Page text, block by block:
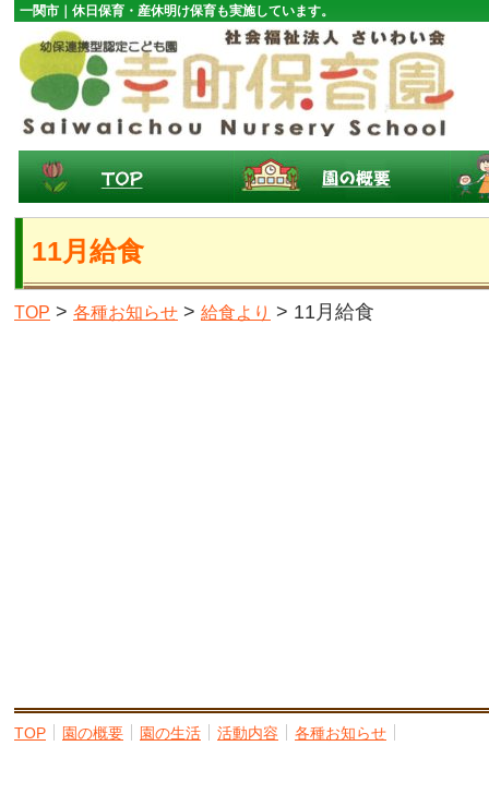
一関市｜休日保育・産休明け保育も実施しています。
11月給食
TOP > 各種お知らせ > 給食より > 11月給食
TOP 園の概要 園の生活 活動内容 各種お知らせ